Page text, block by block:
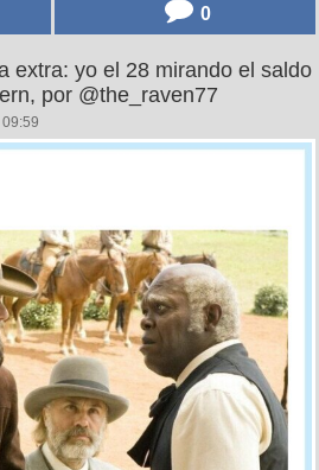
0
extra: yo el 28 mirando el saldo
por @the_raven77